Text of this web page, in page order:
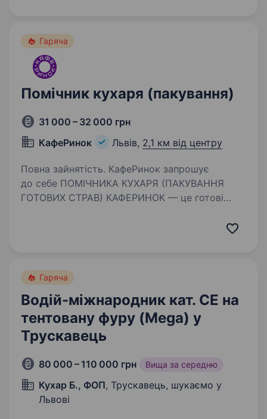
Гаряча
Помічник кухаря (пакування)
31 000 – 32 000 грн
КафеРинок
Львів, 2,1 км від центру
Повна зайнятість. КафеРинок запрошує
до себе ПОМІЧНИКА КУХАРЯ (ПАКУВАННЯ
ГОТОВИХ СТРАВ) КАФЕРИНОК — це готові
Гаряча
Водій-міжнародник кат. CE на
тентовану фуру (Mega) у
Трускавець
80 000 – 110 000 грн Вища за середню
Кухар Б., ФОП, Трускавець, шукаємо у
Львові